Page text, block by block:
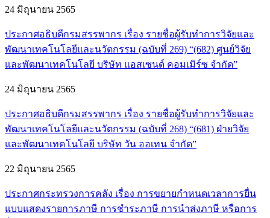
24 มิถุนายน 2565
ประกาศอธิบดีกรมสรรพากร เรื่อง รายชื่อผู้รับทำการวิจัยและ
พัฒนาเทคโนโลยีและนวัตกรรม (ฉบับที่ 269) “(682) ศูนย์วิจัย
และพัฒนาเทคโนโลยี บริษัท แอสเซนด์ คอมเมิร์ซ จำกัด”
24 มิถุนายน 2565
ประกาศอธิบดีกรมสรรพากร เรื่อง รายชื่อผู้รับทำการวิจัยและ
พัฒนาเทคโนโลยีและนวัตกรรม (ฉบับที่ 268) “(681) ฝ่ายวิจัย
และพัฒนาเทคโนโลยี บริษัท วัน ออเทน จำกัด”
22 มิถุนายน 2565
ประกาศกระทรวงการคลัง เรื่อง การขยายกำหนดเวลาการยื่น
แบบแสดงรายการภาษี การชำระภาษี การนำส่งภาษี หรือการ